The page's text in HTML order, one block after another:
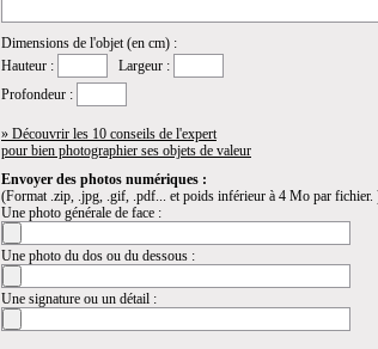
Dimensions de l'objet (en cm) :
Hauteur :
Largeur :
Profondeur :
» Découvrir les 10 conseils de l'expert
pour bien photographier ses objets de valeur
Envoyer des photos numériques :
(Format .zip, .jpg, .gif, .pdf... et poids inférieur à 4 Mo par fichier.
Une photo générale de face :
Une photo du dos ou du dessous :
Une signature ou un détail :